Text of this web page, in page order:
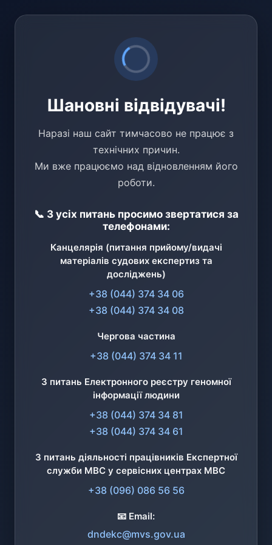
Шановні відвідувачі!
Наразі наш сайт тимчасово не працює з
технічних причин.
Ми вже працюємо над відновленням його
роботи.
📞 З усіх питань просимо звертатися за
телефонами:
Канцелярія (питання прийому/видачі
матеріалів судових експертиз та
досліджень)
+38 (044) 374 34 06
+38 (044) 374 34 08
Чергова частина
+38 (044) 374 34 11
З питань Електронного реєстру геномної
інформації людини
+38 (044) 374 34 81
+38 (044) 374 34 61
З питань діяльності працівників Експертної
служби МВС у сервісних центрах МВС
+38 (096) 086 56 56
📧 Email:
dndekc@mvs.gov.ua